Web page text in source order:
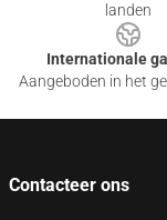
landen
Internationale
Aangeboden in het
Contacteer ons